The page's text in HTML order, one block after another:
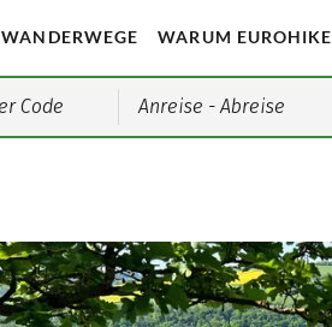
WANDERWEGE WARUM EUROHIKE
Anreise - Abreise